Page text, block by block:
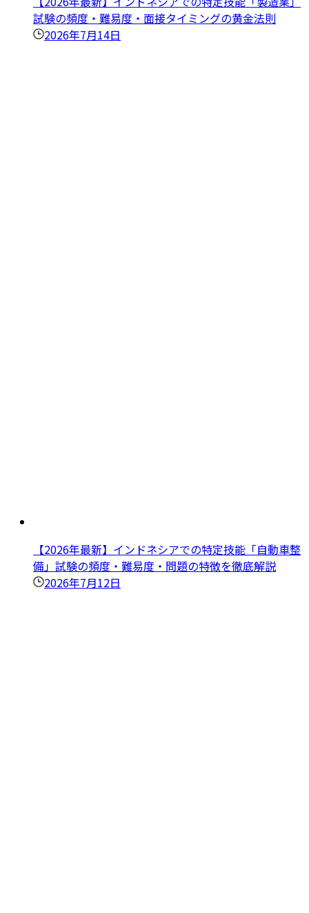
試験の頻度・難易度・面接タイミングの黄金法則
2026年7月14日
【2026年最新】インドネシアでの特定技能「自動車整
備」試験の頻度・難易度・問題の特徴を徹底解説
2026年7月12日